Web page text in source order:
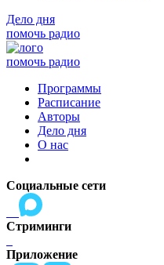
Дело дня
помочь радио
помочь радио
Программы
Расписание
Авторы
Дело дня
О нас
Социальные сети
Стриминги
Приложение